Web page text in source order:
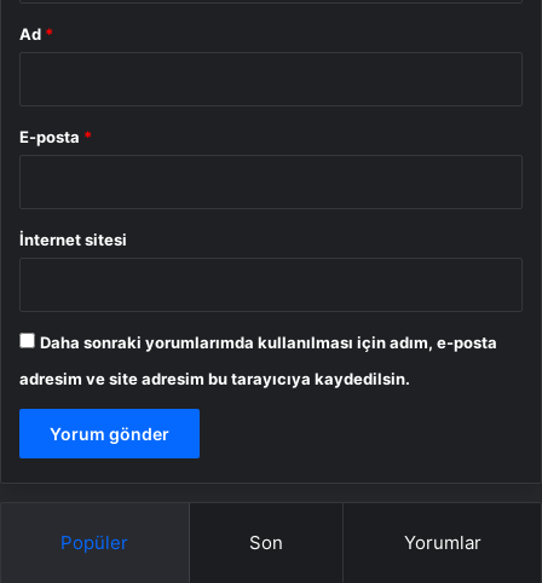
Ad *
E-posta *
İnternet sitesi
Daha sonraki yorumlarımda kullanılması için adım, e-posta
adresim ve site adresim bu tarayıcıya kaydedilsin.
Popüler Son Yorumlar